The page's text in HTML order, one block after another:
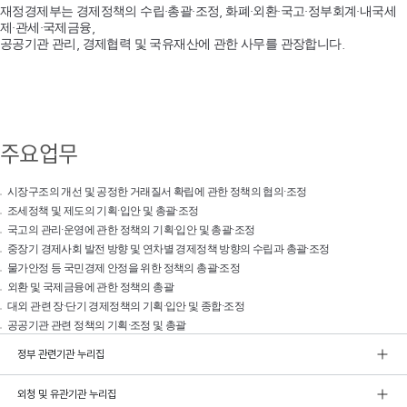
재정경제부는 경제정책의 수립·총괄·조정, 화폐·외환·국고·정부회계·내국세
제·관세·국제금융,
공공기관 관리, 경제협력 및 국유재산에 관한 사무를 관장합니다.
주요업무
시장구조의 개선 및 공정한 거래질서 확립에 관한 정책의 협의·조정
조세정책 및 제도의 기획·입안 및 총괄·조정
국고의 관리·운영에 관한 정책의 기획·입안 및 총괄·조정
중장기 경제사회 발전 방향 및 연차별 경제정책 방향의 수립과 총괄·조정
물가안정 등 국민경제 안정을 위한 정책의 총괄·조정
외환 및 국제금융에 관한 정책의 총괄
대외 관련 장·단기 경제정책의 기획·입안 및 종합·조정
공공기관 관련 정책의 기획·조정 및 총괄
정부 관련기관 누리집
외청 및 유관기관 누리집